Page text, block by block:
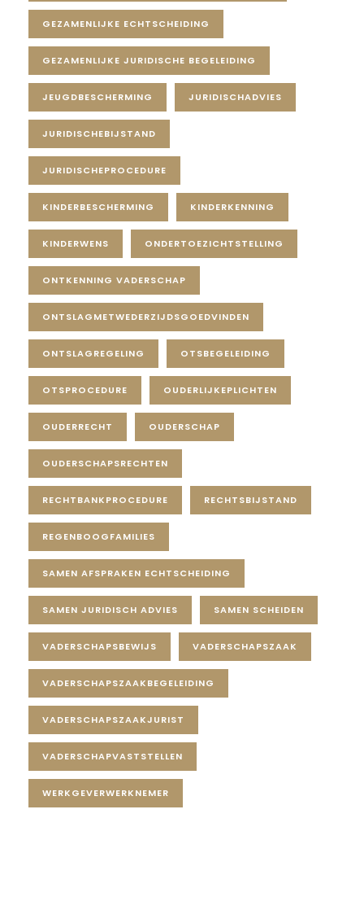
GEZAMENLIJKE ECHTSCHEIDING
GEZAMENLIJKE JURIDISCHE BEGELEIDING
JEUGDBESCHERMING JURIDISCHADVIES
JURIDISCHEBIJSTAND
JURIDISCHEPROCEDURE
KINDERBESCHERMING KINDERKENNING
KINDERWENS ONDERTOEZICHTSTELLING
ONTKENNING VADERSCHAP
ONTSLAGMETWEDERZIJDSGOEDVINDEN
ONTSLAGREGELING OTSBEGELEIDING
OTSPROCEDURE OUDERLIJKEPLICHTEN
OUDERRECHT OUDERSCHAP
OUDERSCHAPSRECHTEN
RECHTBANKPROCEDURE RECHTSBIJSTAND
REGENBOOGFAMILIES
SAMEN AFSPRAKEN ECHTSCHEIDING
SAMEN JURIDISCH ADVIES SAMEN SCHEIDEN
VADERSCHAPSBEWIJS VADERSCHAPSZAAK
VADERSCHAPSZAAKBEGELEIDING
VADERSCHAPSZAAKJURIST
VADERSCHAPVASTSTELLEN
WERKGEVERWERKNEMER